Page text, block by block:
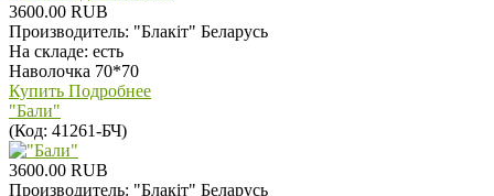
3600.00 RUB
Производитель: "Блакiт" Беларусь
На складе: есть
Наволочка 70*70
Купить Подробнее
"Бали"
(Код: 41261-БЧ)
3600.00 RUB
Производитель: "Блакiт" Беларусь